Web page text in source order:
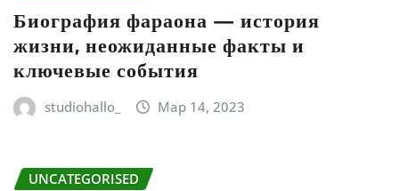
Биография фараона — история
жизни, неожиданные факты и
ключевые события
studiohallo_ Мар 14, 2023
UNCATEGORISED